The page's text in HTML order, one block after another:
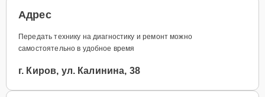
Адрес
Передать технику на диагностику и ремонт можно
самостоятельно в удобное время
г. Киров, ул. Калинина, 38